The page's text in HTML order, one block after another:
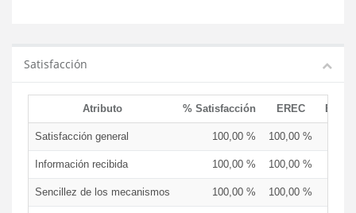
Satisfacción
Atributo % Satisfacción EREC
Satisfacción general 100,00 % 100,00 %
Información recibida 100,00 % 100,00 %
Sencillez de los mecanismos 100,00 % 100,00 %